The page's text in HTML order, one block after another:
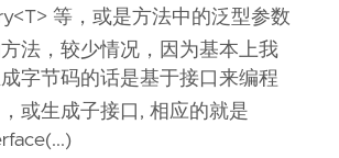
等，或是方法中的泛型参数
法，较少情况，因为基本上我
字节码的话是基于接口来编程
或生成子接口, 相应的就是